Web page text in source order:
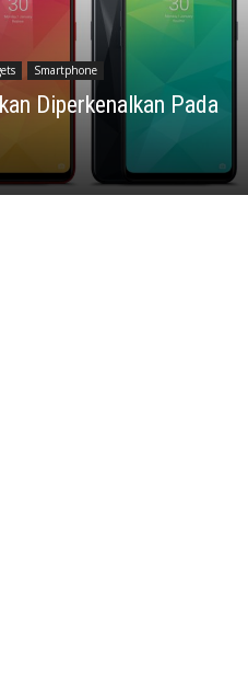
Smartphone
Diperkenalkan Pada